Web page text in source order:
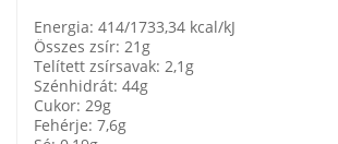
Energia: 414/1733,34 kcal/kJ
Összes zsír: 21g
Telített zsírsavak: 2,1g
Szénhidrát: 44g
Cukor: 29g
Fehérje: 7,6g